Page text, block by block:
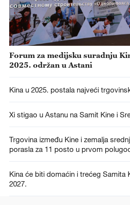
Forum za medijsku suradnju
2025. održan u Astani
Kina u 2025. postala najveći
Xi stigao u Astanu na Samit Kine i
Trgovina između Kine i zemalja
porasla za 11 posto u prvom
Kina će biti domaćin i trećeg Samita
2027.